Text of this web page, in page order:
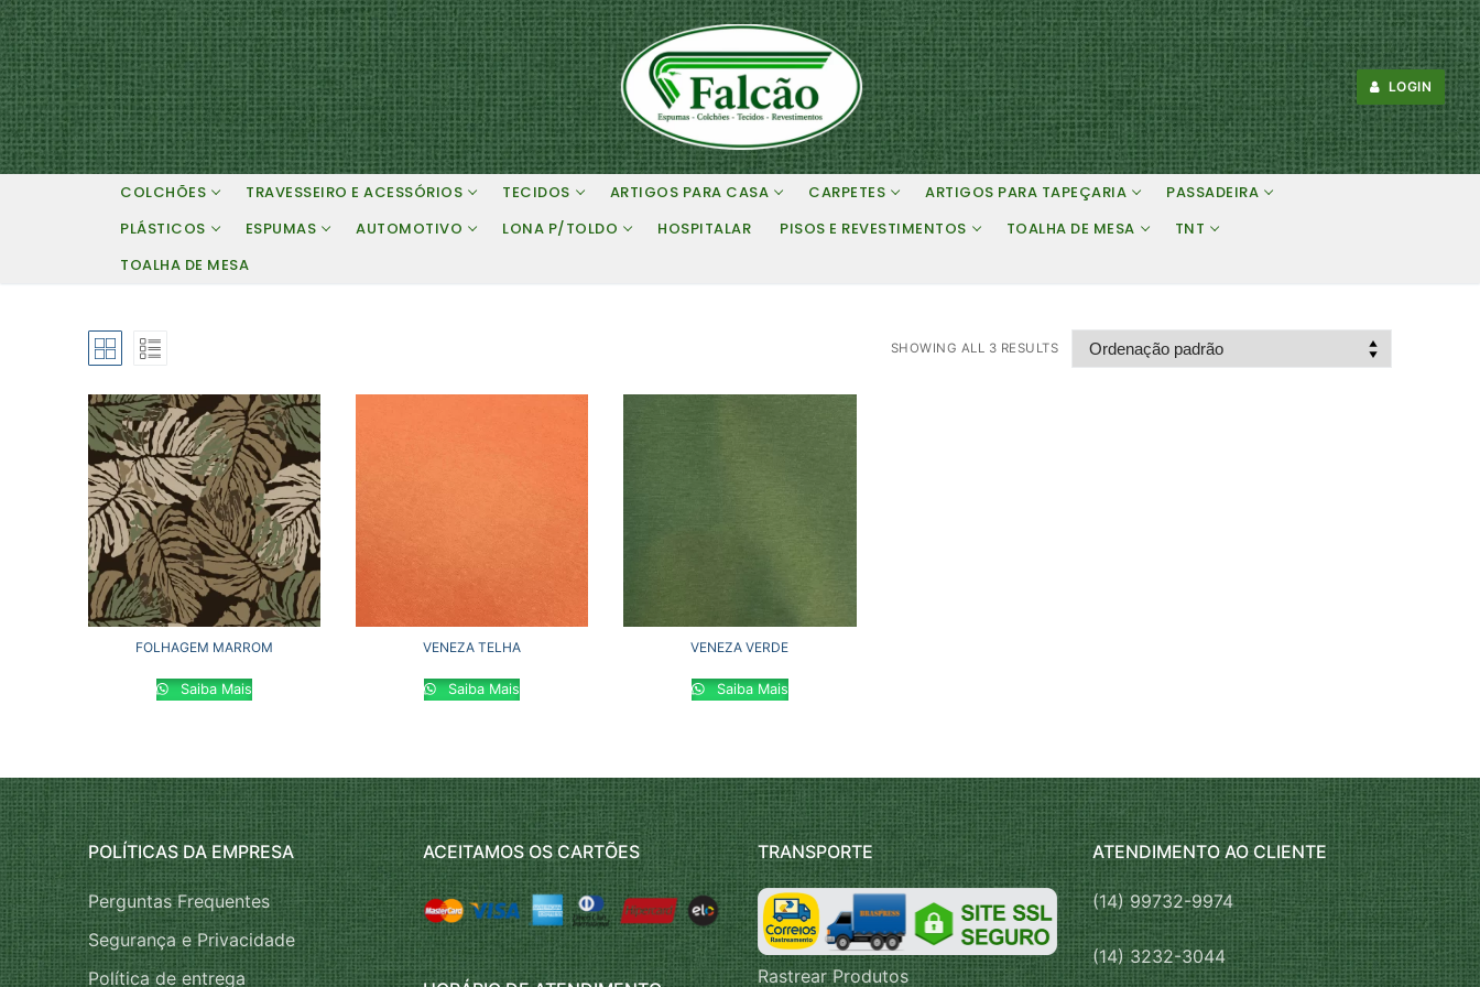
Pular
para
o
conteúdo
LOGIN
COLCHÕES TRAVESSEIRO E ACESSÓRIOS TECIDOS ARTIGOS PARA CASA CARPETES ARTIGOS PARA TAPEÇARIA
PASSADEIRA
PLÁSTICOS
ESPUMAS AUTOMOTIVO LONA P/TOLDO HOSPITALAR PISOS E REVESTIMENTOS TOALHA DE MESA
TNT
TOALHA DE MESA
SHOWING ALL 3 RESULTS
FOLHAGEM MARROM
Saiba Mais
VENEZA TELHA
Saiba Mais
VENEZA VERDE
Saiba Mais
POLÍTICAS DA EMPRESA
Perguntas Frequentes
Segurança e Privacidade
Política de entrega
ACEITAMOS OS CARTÕES TRANSPORTE
Rastrear Produtos
ATENDIMENTO AO CLIENTE
(14) 99732-9974
(14) 3232-3044